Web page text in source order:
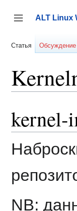
содержанию
Переключить боковую панель
ALT Linux
Статья Обсуждение
kernel-
NB: